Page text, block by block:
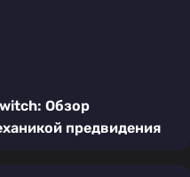
Обзор
предвидения